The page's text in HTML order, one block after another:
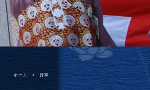
ホーム > 行事